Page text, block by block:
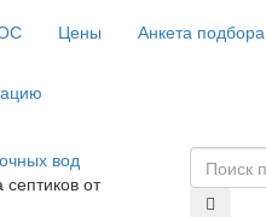
Цены Анкета подбора
вод
от